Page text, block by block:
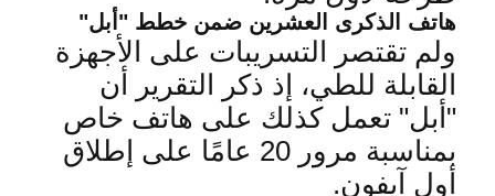
هاتف الذكرى العشرين ضمن خطط "أبل"
ولم تقتصر التسريبات على الأجهزة
القابلة للطي، إذ ذكر التقرير أن
"أبل" تعمل كذلك على هاتف خاص
بمناسبة مرور 20 عامًا على إطلاق
أول آيفون.